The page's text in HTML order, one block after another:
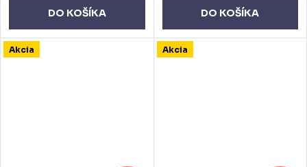
DO KOŠÍKA DO KOŠÍKA
Akcia Akcia